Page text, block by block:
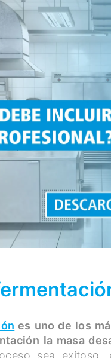
es uno de los
la masa
sea exitoso,